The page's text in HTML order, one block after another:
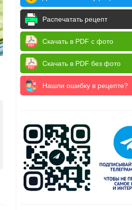
Распечатать рецепт
Скачать в PDF с фото
Скачать в PDF без фото
Нашли ошибку в рецепте?